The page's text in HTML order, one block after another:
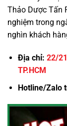
Thảo Dược Tấn
nghiệm trong
nghìn khách
Địa chỉ: 22/
TP.HCM
Hotline/Zalo